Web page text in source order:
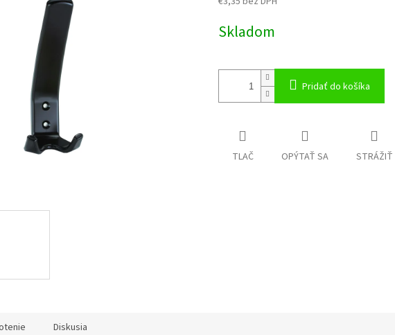
cena:
Skladom
Pridať do košíka
TLAČ OPÝTAŤ SA STRÁŽIŤ
Diskusia